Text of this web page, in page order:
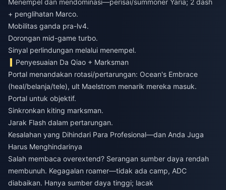
Menempel dan mendominasi—perisai/summoner Yaria; 2 dash
+ penglihatan Marco.
Mobilitas ganda pra-lv4.
Dorongan mid-game turbo.
Sinyal perlindungan melalui menempel.
Penyesuaian Da Qiao + Marksman
Portal menandakan rotasi/pertarungan: Ocean's Embrace
(heal/belanja/tele), ult Maelstrom menarik mereka masuk.
Portal untuk objektif.
Sinkronkan kiting marksman.
Jarak Flash dalam pertarungan.
Kesalahan yang Dihindari Para Profesional—dan Anda Juga
Harus Menghindarinya
Salah membaca overextend? Serangan sumber daya rendah
membunuh. Kegagalan roamer—tidak ada camp, ADC
diabaikan. Hanya sumber daya tinggi; lacak